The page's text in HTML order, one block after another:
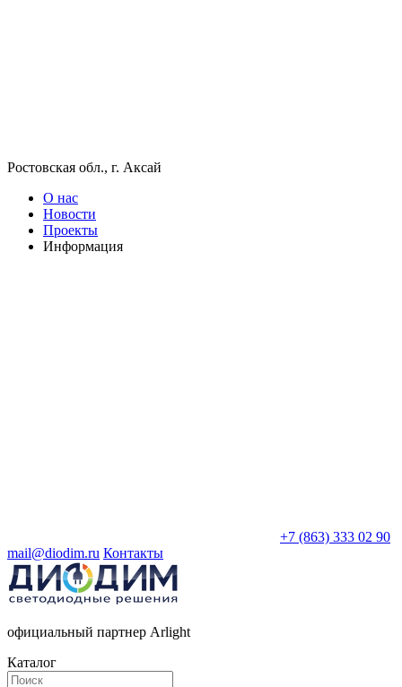
Ростовская обл., г. Аксай
О нас
Новости
Проекты
Информация
+7 (863) 333 02 90
mail@diodim.ru Контакты
официальный партнер Arlight
Каталог